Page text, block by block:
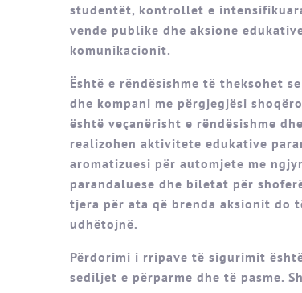
studentët, kontrollet e
vende publike dhe aksione
komunikacionit.
Është e rëndësishme të theksohet
dhe kompani me përgjegjësi
është veçanërisht e rëndësishme
realizohen aktivitete edukative
aromatizuesi për automjete me
parandaluese dhe biletat për
tjera për ata që brenda aksionit do
udhëtojnë.
Përdorimi i rripave të sigurimit
sediljet e përparme dhe të pasme.